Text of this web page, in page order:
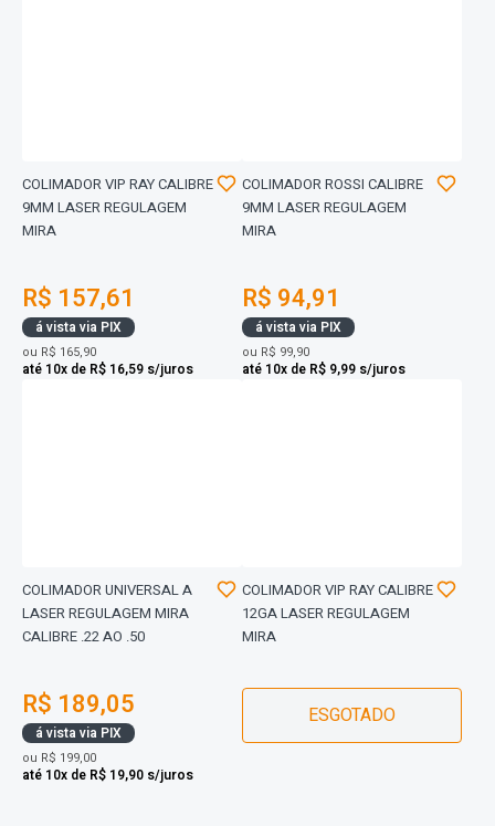
COLIMADOR VIP RAY CALIBRE
9MM LASER REGULAGEM
MIRA
R$ 157,61
á vista via PIX
ou R$ 165,90
até 10x de R$ 16,59 s/juros
COLIMADOR ROSSI CALIBRE
9MM LASER REGULAGEM
MIRA
R$ 94,91
á vista via PIX
ou R$ 99,90
até 10x de R$ 9,99 s/juros
COLIMADOR UNIVERSAL A
LASER REGULAGEM MIRA
CALIBRE .22 AO .50
R$ 189,05
á vista via PIX
ou R$ 199,00
até 10x de R$ 19,90 s/juros
COLIMADOR VIP RAY CALIBRE
12GA LASER REGULAGEM
MIRA
ESGOTADO